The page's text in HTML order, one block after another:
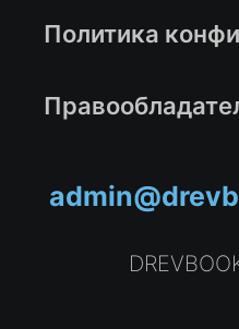
Политика